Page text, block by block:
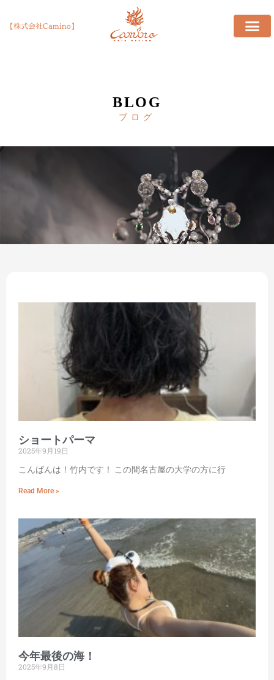
【株式会社Camino】
BLOG
ブログ
ショートパーマ
2025年9月19日
こんばんは！竹内です！ この間名古屋の大学の方に行
Read More »
今年最後の海！
2025年9月8日